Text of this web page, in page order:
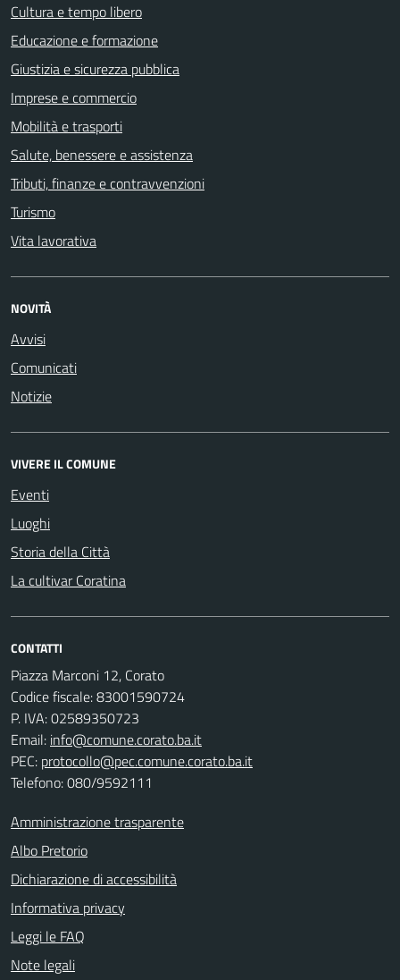
Cultura e tempo libero
Educazione e formazione
Giustizia e sicurezza pubblica
Imprese e commercio
Mobilità e trasporti
Salute, benessere e assistenza
Tributi, finanze e contravvenzioni
Turismo
Vita lavorativa
NOVITÀ
Avvisi
Comunicati
Notizie
VIVERE IL COMUNE
Eventi
Luoghi
Storia della Città
La cultivar Coratina
CONTATTI
Piazza Marconi 12, Corato
Codice fiscale: 83001590724
P. IVA: 02589350723
Email: info@comune.corato.ba.it
PEC: protocollo@pec.comune.corato.ba.it
Telefono: 080/9592111
Amministrazione trasparente
Albo Pretorio
Dichiarazione di accessibilità
Informativa privacy
Leggi le FAQ
Note legali